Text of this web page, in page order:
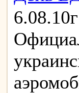
6.08.10г